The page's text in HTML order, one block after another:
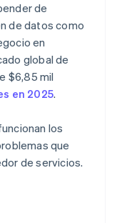
de
de datos como
en
global de
$6,85 mil
en 2025.
los
que
de servicios.